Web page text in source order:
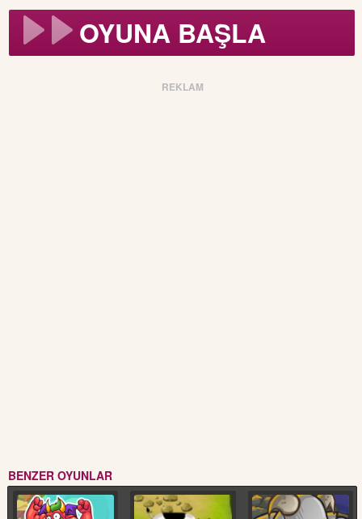
OYUNA BAŞLA
REKLAM
BENZER OYUNLAR